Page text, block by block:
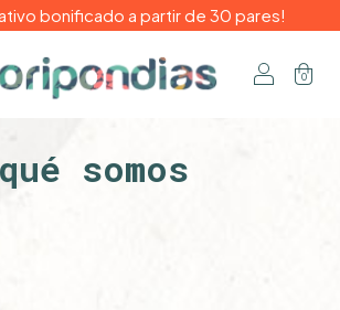
bonificado a partir de 30 pares!
0
qué somos